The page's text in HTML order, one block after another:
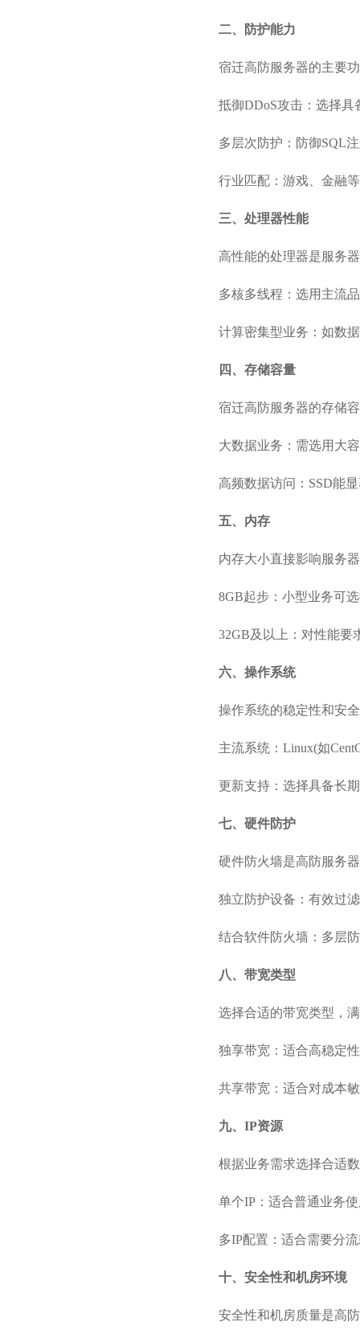
二、防护能力
宿迁高防服务器的主要
抵御DDoS攻击：选择具
多层次防护：防御SQL
行业匹配：游戏、金融
三、处理器性能
高性能的处理器是服务
多核多线程：选用主流
计算密集型业务：如数
四、存储容量
宿迁高防服务器的存储
大数据业务：需选用大
高频数据访问：SSD能
五、内存
内存大小直接影响服务
8GB起步：小型业务可
32GB及以上：对性能要
六、操作系统
操作系统的稳定性和安
主流系统：Linux(如
更新支持：选择具备长
七、硬件防护
硬件防火墙是高防服务器
独立防护设备：有效过
结合软件防火墙：多层
八、带宽类型
选择合适的带宽类型，
独享带宽：适合高稳定
共享带宽：适合对成本
九、IP资源
根据业务需求选择合适
单个IP：适合普通业务
多IP配置：适合需要分
十、安全性和机房环境
安全性和机房质量是高